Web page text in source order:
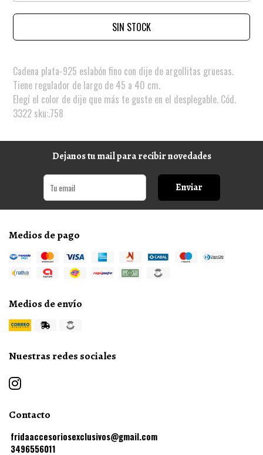
SIN STOCK
Cadena plata-925 eslabón fino con dije de argollitas gruesas.
Tiene regulador de largo de 45 a 40 cm.
Elegí el color de dije que más te guste en el desplegable. Cód.
3322 sku:.758
Dejanos tu mail para recibir novedades
Enviar
Medios de pago
Medios de envío
Nuestras redes sociales
Contacto
fridaaccesoriosexclusivos@gmail.com
3496556011